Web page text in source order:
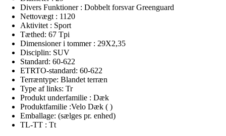
Divers Funktioner : Dobbelt forsvar Greenguard
Nettovægt : 1120
Aktivitet : Sport
Tæthed: 67 Tpi
Dimensioner i tommer : 29X2,35
Disciplin: SUV
Standard: 60-622
ETRTO-standard: 60-622
Terræntype: Blandet terræn
Type af links: Tr
Produkt underfamilie : Dæk
Produktfamilie :Velo Dæk ( )
Emballage: (sælges pr. enhed)
TL-TT : Tt